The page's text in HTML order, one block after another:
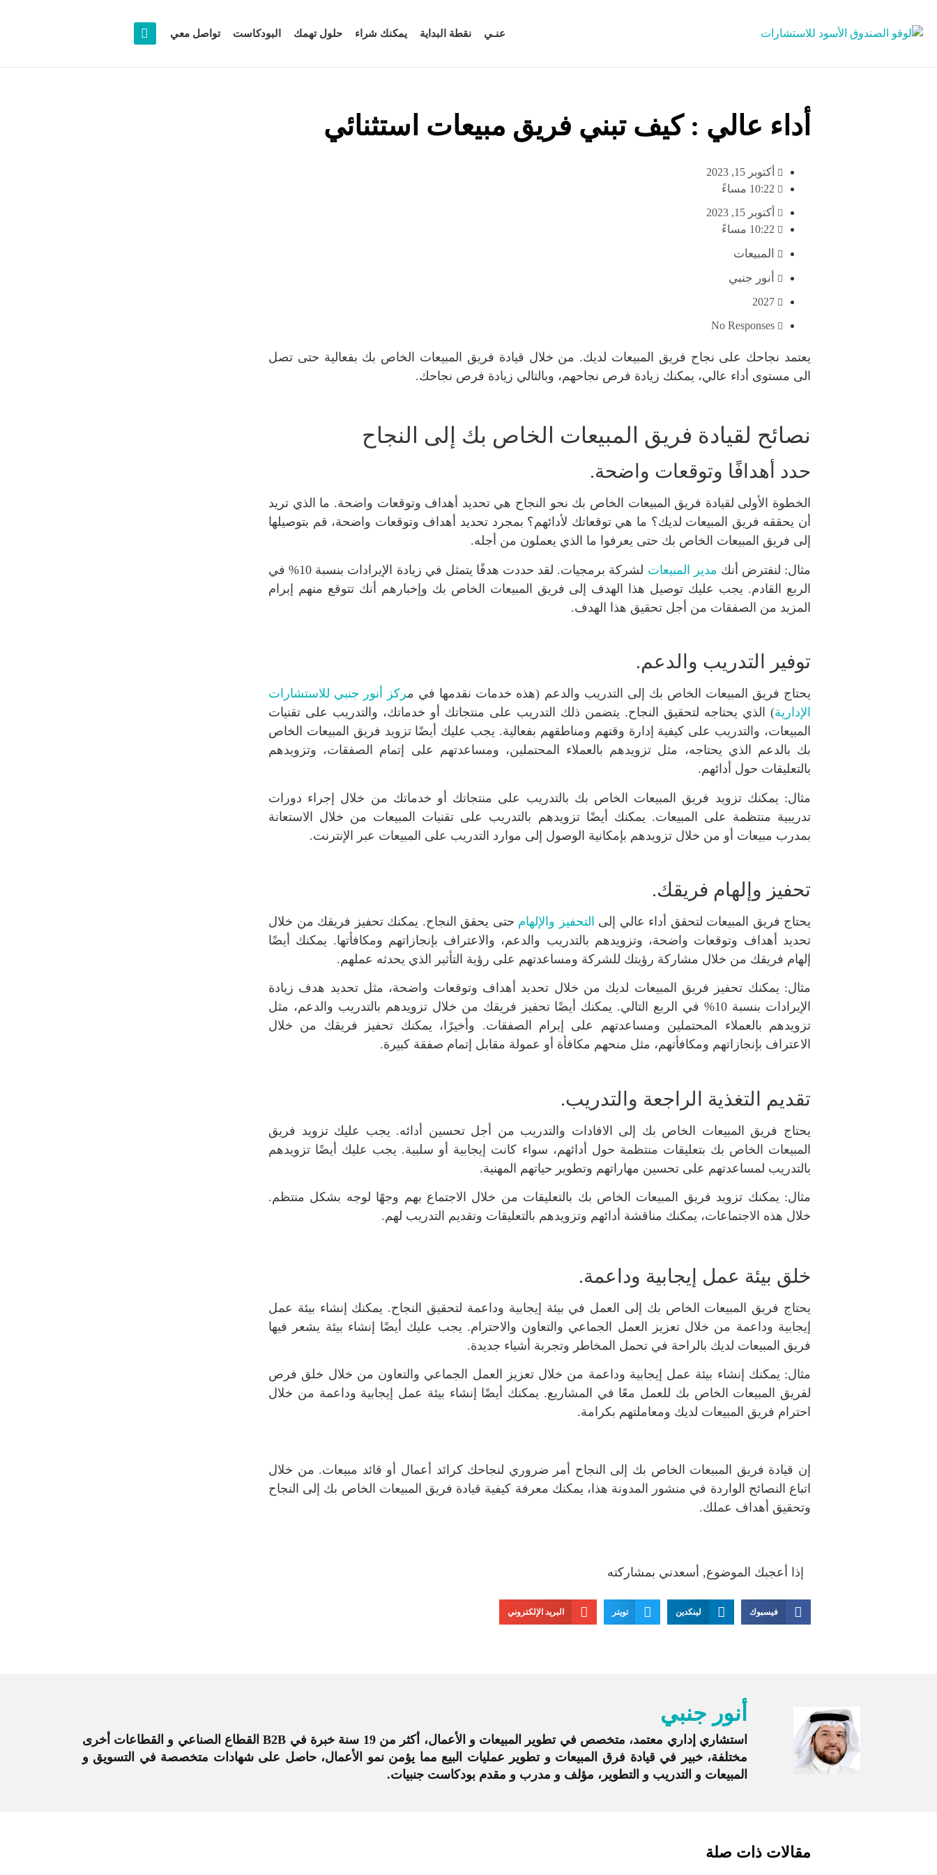
عنـي نقطة البداية يمكنك شراء حلول تهمك البودكاست تواصل معي
أداء عالي : كيف تبني فريق مبيعات استثنائي
أكتوبر 15, 2023
10:22 مساءً
أكتوبر 15, 2023
10:22 مساءً
المبيعات
أنور جنبي
2027
No Responses
يعتمد نجاحك على نجاح فريق المبيعات لديك. من خلال قيادة فريق المبيعات الخاص بك بفعالية حتى تصل
الى مستوى أداء عالي، يمكنك زيادة فرص نجاحهم، وبالتالي زيادة فرص نجاحك.
نصائح لقيادة فريق المبيعات الخاص بك إلى النجاح
حدد أهدافًا وتوقعات واضحة.
الخطوة الأولى لقيادة فريق المبيعات الخاص بك نحو النجاح هي تحديد أهداف وتوقعات واضحة. ما الذي تريد
أن يحققه فريق المبيعات لديك؟ ما هي توقعاتك لأدائهم؟ بمجرد تحديد أهداف وتوقعات واضحة، قم بتوصيلها
إلى فريق المبيعات الخاص بك حتى يعرفوا ما الذي يعملون من أجله.
مثال: لنفترض أنك مدير المبيعات
لشركة برمجيات. لقد حددت هدفًا يتمثل في زيادة الإيرادات بنسبة 10% في
الربع القادم. يجب عليك توصيل هذا الهدف إلى فريق المبيعات الخاص بك وإخبارهم أنك تتوقع منهم إبرام
المزيد من الصفقات من أجل تحقيق هذا الهدف.
توفير التدريب والدعم.
يحتاج فريق المبيعات الخاص بك إلى التدريب والدعم (هذه خدمات نقدمها في مركز أنور جنبي للاستشارات
الإدارية) الذي يحتاجه لتحقيق النجاح. يتضمن ذلك التدريب على منتجاتك أو خدماتك، والتدريب على تقنيات
المبيعات، والتدريب على كيفية إدارة وقتهم ومناطقهم بفعالية. يجب عليك أيضًا تزويد فريق المبيعات الخاص
بك بالدعم الذي يحتاجه، مثل تزويدهم بالعملاء المحتملين، ومساعدتهم على إتمام الصفقات، وتزويدهم
بالتعليقات حول أدائهم.
مثال: يمكنك تزويد فريق المبيعات الخاص بك بالتدريب على منتجاتك أو خدماتك من خلال إجراء دورات
تدريبية منتظمة على المبيعات. يمكنك أيضًا تزويدهم بالتدريب على تقنيات المبيعات من خلال الاستعانة
بمدرب مبيعات أو من خلال تزويدهم بإمكانية الوصول إلى موارد التدريب على المبيعات عبر الإنترنت.
تحفيز وإلهام فريقك.
يحتاج فريق المبيعات لتحقق أداء عالي إلى التحفيز والإلهام حتى يحقق النجاح. يمكنك تحفيز فريقك من خلال
تحديد أهداف وتوقعات واضحة، وتزويدهم بالتدريب والدعم، والاعتراف بإنجازاتهم ومكافأتها. يمكنك أيضًا
إلهام فريقك من خلال مشاركة رؤيتك للشركة ومساعدتهم على رؤية التأثير الذي يحدثه عملهم.
مثال: يمكنك تحفيز فريق المبيعات لديك من خلال تحديد أهداف وتوقعات واضحة، مثل تحديد هدف زيادة
الإيرادات بنسبة 10% في الربع التالي. يمكنك أيضًا تحفيز فريقك من خلال تزويدهم بالتدريب والدعم، مثل
تزويدهم بالعملاء المحتملين ومساعدتهم على إبرام الصفقات. وأخيرًا، يمكنك تحفيز فريقك من خلال
الاعتراف بإنجازاتهم ومكافأتهم، مثل منحهم مكافأة أو عمولة مقابل إتمام صفقة كبيرة.
تقديم التغذية الراجعة والتدريب.
يحتاج فريق المبيعات الخاص بك إلى الافادات والتدريب من أجل تحسين أدائه. يجب عليك تزويد فريق
المبيعات الخاص بك بتعليقات منتظمة حول أدائهم، سواء كانت إيجابية أو سلبية. يجب عليك أيضًا تزويدهم
بالتدريب لمساعدتهم على تحسين مهاراتهم وتطوير حياتهم المهنية.
مثال: يمكنك تزويد فريق المبيعات الخاص بك بالتعليقات من خلال الاجتماع بهم وجهًا لوجه بشكل منتظم.
خلال هذه الاجتماعات، يمكنك مناقشة أدائهم وتزويدهم بالتعليقات وتقديم التدريب لهم.
خلق بيئة عمل إيجابية وداعمة.
يحتاج فريق المبيعات الخاص بك إلى العمل في بيئة إيجابية وداعمة لتحقيق النجاح. يمكنك إنشاء بيئة عمل
إيجابية وداعمة من خلال تعزيز العمل الجماعي والتعاون والاحترام. يجب عليك أيضًا إنشاء بيئة يشعر فيها
فريق المبيعات لديك بالراحة في تحمل المخاطر وتجربة أشياء جديدة.
مثال: يمكنك إنشاء بيئة عمل إيجابية وداعمة من خلال تعزيز العمل الجماعي والتعاون من خلال خلق فرص
لفريق المبيعات الخاص بك للعمل معًا في المشاريع. يمكنك أيضًا إنشاء بيئة عمل إيجابية وداعمة من خلال
احترام فريق المبيعات لديك ومعاملتهم بكرامة.
إن قيادة فريق المبيعات الخاص بك إلى النجاح أمر ضروري لنجاحك كرائد أعمال أو قائد مبيعات. من خلال
اتباع النصائح الواردة في منشور المدونة هذا، يمكنك معرفة كيفية قيادة فريق المبيعات الخاص بك إلى النجاح
وتحقيق أهداف عملك.
إذا أعجبك الموضوع, أسعدني بمشاركته
فيسبوك لينكدين تويتر البريد الإلكتروني
أنور جنبي
استشاري إداري معتمد، متخصص في تطوير المبيعات و الأعمال، أكثر من 19 سنة خبرة في B2B القطاع الصناعي و القطاعات أخرى
مختلفة، خبير في قيادة فرق المبيعات و تطوير عمليات البيع مما يؤمن نمو الأعمال، حاصل على شهادات متخصصة في التسويق و
المبيعات و التدريب و التطوير، مؤلف و مدرب و مقدم بودكاست جنبيات.
مقالات ذات صلة